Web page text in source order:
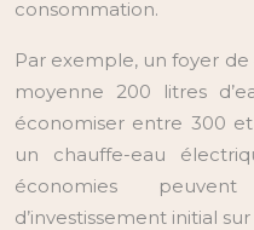
consommation.
Par exemple, un foyer
moyenne 200 litres
économiser entre 300
un chauffe-eau
économies
d’investissement initial